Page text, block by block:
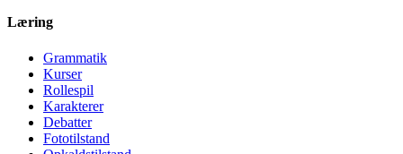
Læring
Grammatik
Kurser
Rollespil
Karakterer
Debatter
Fototilstand